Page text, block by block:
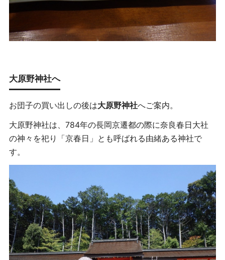
大原野神社へ
お団子の買い出しの後は大原野神社へご案内。
大原野神社は、784年の長岡京遷都の際に奈良春日大社
の神々を祀り「京春日」とも呼ばれる由緒ある神社で
す。